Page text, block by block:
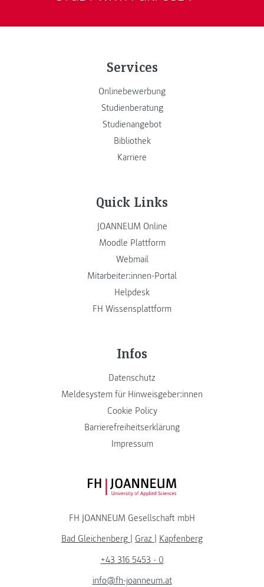
Services
Onlinebewerbung
Studienberatung
Studienangebot
Bibliothek
Karriere
Quick Links
JOANNEUM Online
Moodle Plattform
Webmail
Mitarbeiter:innen-Portal
Helpdesk
FH Wissensplattform
Infos
Datenschutz
Meldesystem für Hinweisgeber:innen
Cookie Policy
Barrierefreiheitserklärung
Impressum
FH JOANNEUM Logo
FH JOANNEUM Gesellschaft mbH
Bad Gleichenberg
Graz
Kapfenberg
+43 316 5453 - 0
info@fh-joanneum.at